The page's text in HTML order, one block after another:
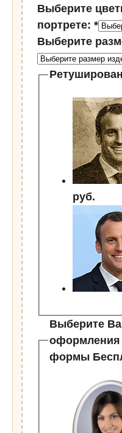
Выберите
портрете: *
Выберите
руб.
Выберите
оформления
формы